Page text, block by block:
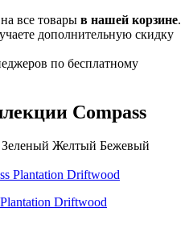
все товары в нашей корзине.
дополнительную скидку
по бесплатному
Compass
Зеленый Желтый Бежевый
Driftwood